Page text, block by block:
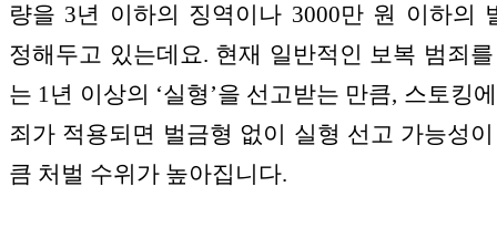
량을 3년 이하의 징역이나 3000만 원 이하의
정해두고 있는데요. 현재 일반적인 보복 범죄
는 1년 이상의 ‘실형’을 선고받는 만큼, 스토킹
죄가 적용되면 벌금형 없이 실형 선고 가능성
큼 처벌 수위가 높아집니다.